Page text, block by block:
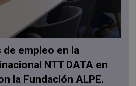
empleo en la
NTT DATA en
la Fundación ALPE.